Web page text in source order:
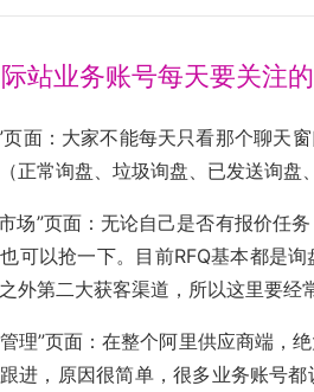
站业务账号每天要关注
页面：大家不能每天只看那个聊天
正常询盘、垃圾询盘、已发送询盘
场”页面：无论自己是否有报价任
可以抢一下。目前RFQ基本都是
外第二大获客渠道，所以这里要经
理”页面：在整个阿里供应商端，
进，原因很简单，很多业务账号